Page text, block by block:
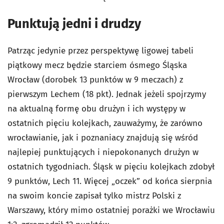
Punktują jedni i drudzy
Patrząc jedynie przez perspektywę ligowej tabeli
piątkowy mecz będzie starciem ósmego Śląska
Wrocław (dorobek 13 punktów w 9 meczach) z
pierwszym Lechem (18 pkt). Jednak jeżeli spojrzymy
na aktualną formę obu drużyn i ich występy w
ostatnich pięciu kolejkach, zauważymy, że zarówno
wrocławianie, jak i poznaniacy znajdują się wśród
najlepiej punktujących i niepokonanych drużyn w
ostatnich tygodniach. Śląsk w pięciu kolejkach zdobył
9 punktów, Lech 11. Więcej „oczek” od końca sierpnia
na swoim koncie zapisał tylko mistrz Polski z
Warszawy, który mimo ostatniej porażki we Wrocławiu